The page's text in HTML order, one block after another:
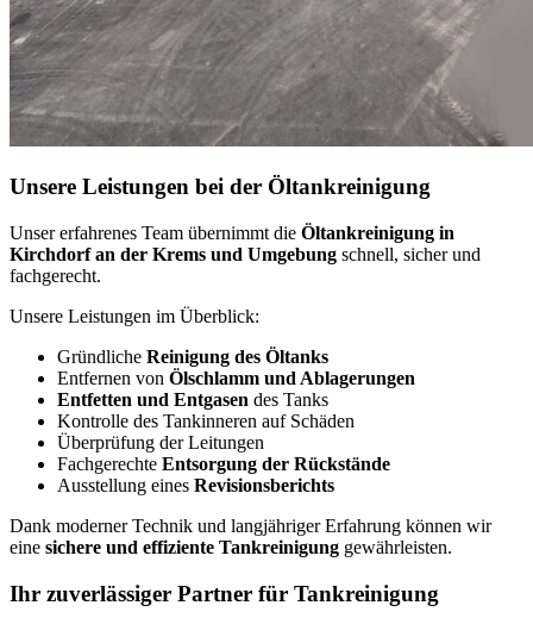
Unsere Leistungen bei der Öltankreinigung
Unser erfahrenes Team übernimmt die Öltankreinigung in
Kirchdorf an der Krems und Umgebung schnell, sicher und
fachgerecht.
Unsere Leistungen im Überblick:
Gründliche Reinigung des Öltanks
Entfernen von Ölschlamm und Ablagerungen
Entfetten und Entgasen des Tanks
Kontrolle des Tankinneren auf Schäden
Überprüfung der Leitungen
Fachgerechte Entsorgung der Rückstände
Ausstellung eines Revisionsberichts
Dank moderner Technik und langjähriger Erfahrung können wir
eine sichere und effiziente Tankreinigung gewährleisten.
Ihr zuverlässiger Partner für Tankreinigung